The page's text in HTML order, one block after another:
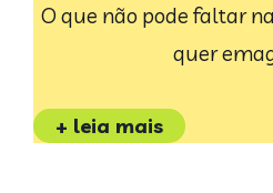
O que não pode faltar
quer
+ leia mais